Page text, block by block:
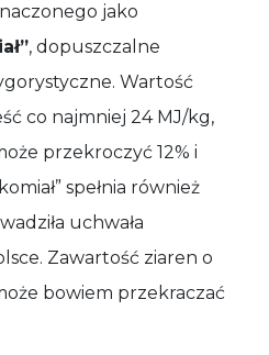
jako
, dopuszczalne
Wartość
co najmniej 24 MJ/kg,
przekroczyć 12% i
spełnia również
uchwała
Zawartość ziaren o
bowiem przekraczać